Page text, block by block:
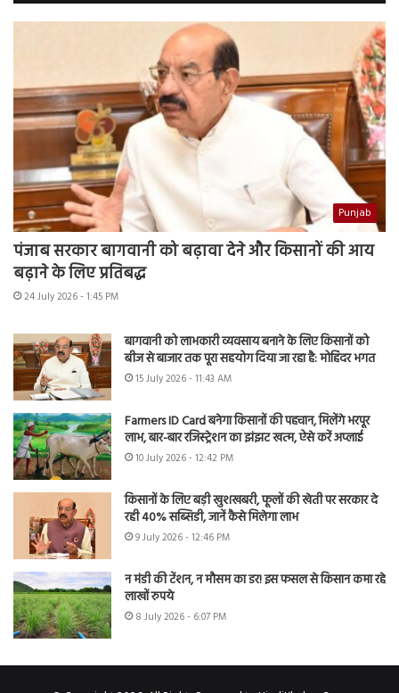
Punjab
पंजाब सरकार बागवानी को बढ़ावा देने और किसानों की आय
बढ़ाने के लिए प्रतिबद्ध
24 July 2026 - 1:45 PM
बागवानी को लाभकारी व्यवसाय बनाने के लिए किसानों को
बीज से बाजार तक पूरा सहयोग दिया जा रहा है: मोहिंदर भगत
15 July 2026 - 11:43 AM
Farmers ID Card बनेगा किसानों की पहचान, मिलेंगे भरपूर
लाभ, बार-बार रजिस्ट्रेशन का झंझट खत्म, ऐसे करें अप्लाई
10 July 2026 - 12:42 PM
किसानों के लिए बड़ी खुशखबरी, फूलों की खेती पर सरकार दे
रही 40% सब्सिडी, जानें कैसे मिलेगा लाभ
9 July 2026 - 12:46 PM
न मंडी की टेंशन, न मौसम का डर! इस फसल से किसान कमा रहे
लाखों रुपये
8 July 2026 - 6:07 PM